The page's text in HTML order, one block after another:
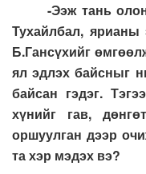
-Ээж тань олон
Тухайлбал, ярианы
Б.Гансүхийг
ял эдлэх байсныг
байсан гэдэг.
хүнийг гав,
оршуулган дээр
та хэр мэдэх вэ?